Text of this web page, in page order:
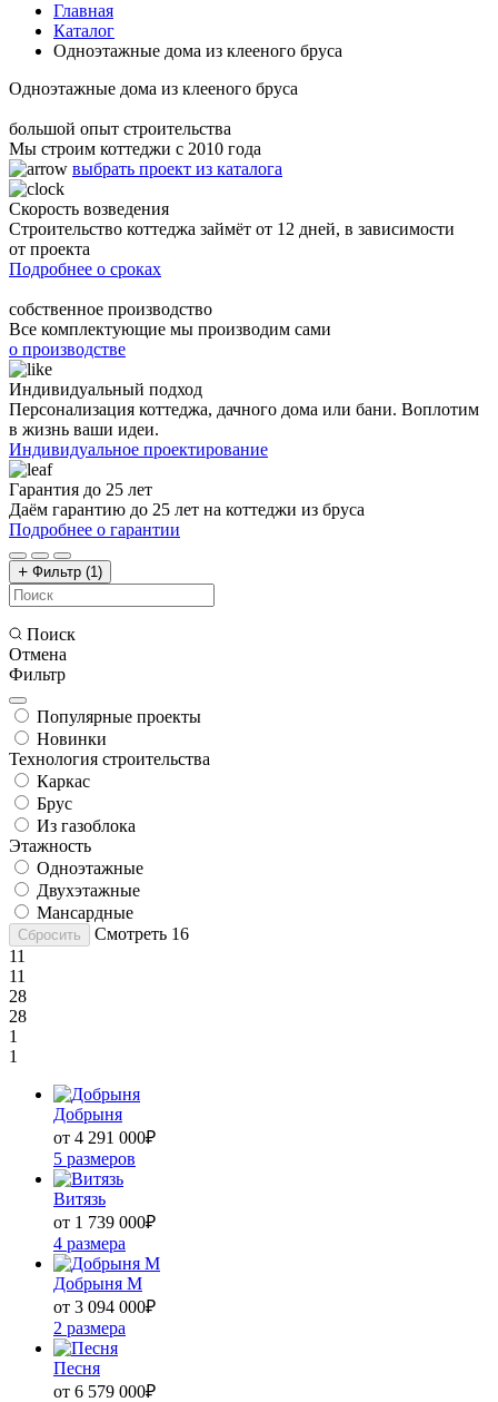
Главная
Каталог
Одноэтажные дома из клееного бруса
Одноэтажные дома из клееного бруса
большой опыт строительства
Мы строим коттеджи с 2010 года
выбрать проект из каталога
Скорость возведения
Строительство коттеджа займёт от 12 дней, в зависимости
от проекта
Подробнее о сроках
собственное производство
Все комплектующие мы производим сами
о производстве
Индивидуальный подход
Персонализация коттеджа, дачного дома или бани. Воплотим
в жизнь ваши идеи.
Индивидуальное проектирование
Гарантия до 25 лет
Даём гарантию до 25 лет на коттеджи из бруса
Подробнее о гарантии
Фильтр (1)
Поиск
Отмена
Фильтр
Популярные проекты
Новинки
Технология строительства
Каркас
Брус
Из газоблока
Этажность
Одноэтажные
Двухэтажные
Мансардные
Сбросить Смотреть 16
11
11
28
28
1
1
Добрыня
от 4 291 000₽
5 размеров
Витязь
от 1 739 000₽
4 размера
Добрыня М
от 3 094 000₽
2 размера
Песня
от 6 579 000₽